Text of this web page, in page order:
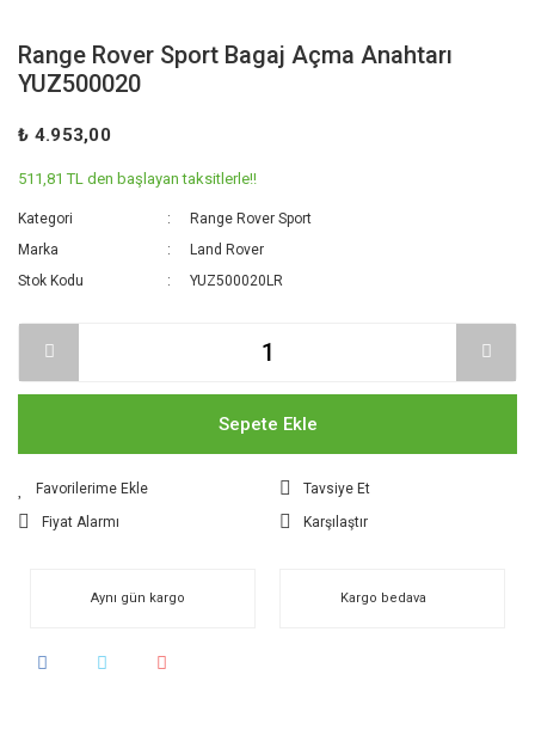
Range Rover Sport Bagaj Açma Anahtarı
YUZ500020
₺ 4.953,00
511,81 TL den başlayan taksitlerle!!
Kategori
Range Rover Sport
Marka
Land Rover
Stok Kodu
YUZ500020LR
Sepete Ekle
Tavsiye Et
Fiyat Alarmı
Karşılaştır
Aynı gün kargo Kargo bedava